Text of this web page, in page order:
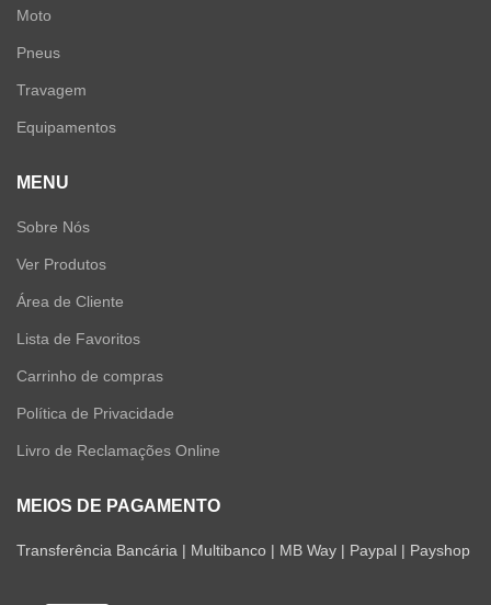
Moto
Pneus
Travagem
Equipamentos
MENU
Sobre Nós
Ver Produtos
Área de Cliente
Lista de Favoritos
Carrinho de compras
Política de Privacidade
Livro de Reclamações Online
MEIOS DE PAGAMENTO
Transferência Bancária | Multibanco | MB Way | Paypal | Payshop